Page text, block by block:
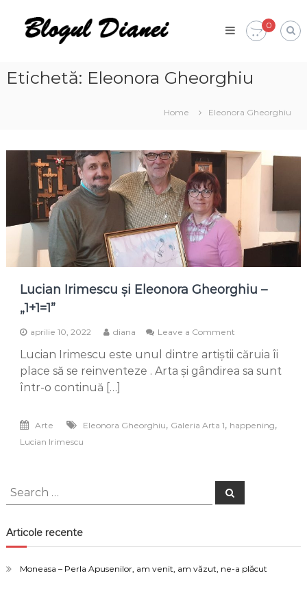
content
Blogul
Dianei
opinie,
călătorii
0
Etichetă: Eleonora Gheorghiu
Home Eleonora Gheorghiu
Lucian Irimescu și Eleonora Gheorghiu –
„1+1=1”
aprilie 10, 2022 diana Leave a Comment
Irimescu
și
Lucian Irimescu este unul dintre artiștii căruia îi
place să se reinventeze . Arta și gândirea sa sunt
într-o continuă […]
Arte Eleonora Gheorghiu, Galeria Arta 1, happening,
Lucian Irimescu
Search
for:
Search
Articole recente
Moneasa – Perla Apusenilor, am venit, am văzut, ne-a plăcut